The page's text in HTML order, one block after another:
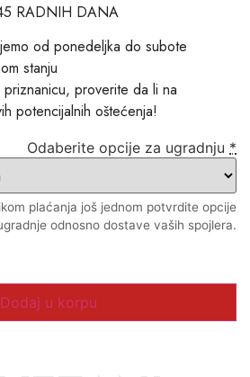
RADNIH DANA
od ponedeljka do subote
stanju
proverite da li na
potencijalnih oštećenja!
Odaberite opcije za ugradnju *
plaćanja još jednom potvrdite opcije
odnosno dostave vaših spojlera.
Dodaj u korpu